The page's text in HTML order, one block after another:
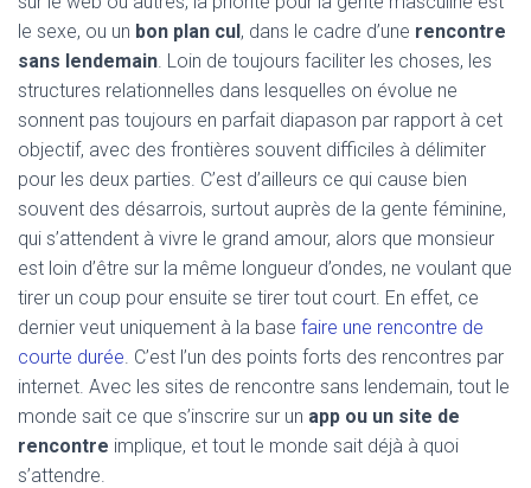
le sexe, ou un bon plan cul, dans le cadre d’une rencontre
sans lendemain. Loin de toujours faciliter les choses, les
structures relationnelles dans lesquelles on évolue ne
sonnent pas toujours en parfait diapason par rapport à cet
objectif, avec des frontières souvent difficiles à délimiter
pour les deux parties. C’est d’ailleurs ce qui cause bien
souvent des désarrois, surtout auprès de la gente féminine,
qui s’attendent à vivre le grand amour, alors que monsieur
est loin d’être sur la même longueur d’ondes, ne voulant que
tirer un coup pour ensuite se tirer tout court. En effet, ce
dernier veut uniquement à la base faire une rencontre de
courte durée. C’est l’un des points forts des rencontres par
internet. Avec les sites de rencontre sans lendemain, tout le
monde sait ce que s’inscrire sur un app ou un site de
rencontre implique, et tout le monde sait déjà à quoi
s’attendre.